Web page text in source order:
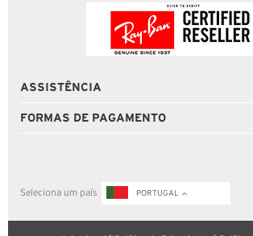
ASSISTÊNCIA
FORMAS DE PAGAMENTO
Seleciona um país PORTUGAL